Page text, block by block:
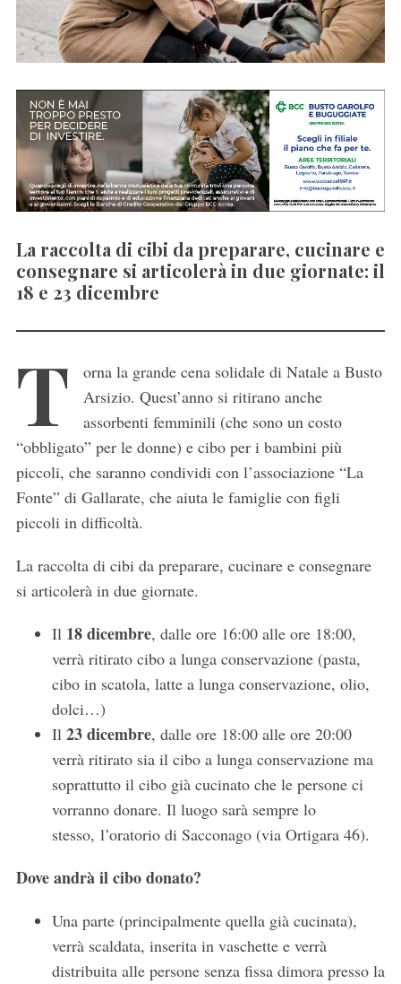
La raccolta di cibi da preparare, cucinare e
consegnare si articolerà in due giornate: il
18 e 23 dicembre
T
orna la grande cena solidale di Natale a Busto
Arsizio. Quest’anno si ritirano anche
assorbenti femminili (che sono un costo
“obbligato” per le donne) e cibo per i bambini più
piccoli, che saranno condividi con l’associazione “La
Fonte” di Gallarate, che aiuta le famiglie con figli
piccoli in difficoltà.
La raccolta di cibi da preparare, cucinare e consegnare
si articolerà in due giornate.
Il 18 dicembre, dalle ore 16:00 alle ore 18:00,
verrà ritirato cibo a lunga conservazione (pasta,
cibo in scatola, latte a lunga conservazione, olio,
dolci…)
Il 23 dicembre, dalle ore 18:00 alle ore 20:00
verrà ritirato sia il cibo a lunga conservazione ma
soprattutto il cibo già cucinato che le persone ci
vorranno donare. Il luogo sarà sempre lo
stesso, l’oratorio di Sacconago (via Ortigara 46).
Dove andrà il cibo donato?
Una parte (principalmente quella già cucinata),
verrà scaldata, inserita in vaschette e verrà
distribuita alle persone senza fissa dimora presso la